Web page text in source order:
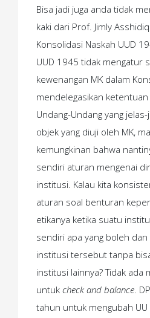
Bisa jadi juga anda tidak
kaki dari Prof. Jimly
Konsolidasi Naskah UUD
UUD 1945 tidak mengatur
kewenangan MK dalam
mendelegasikan
Undang-Undang yang
objek yang diuji oleh MK,
kemungkinan bahwa
sendiri aturan mengenai
institusi. Kalau kita
aturan soal benturan
etikanya ketika suatu
sendiri apa yang boleh
institusi tersebut tanpa
institusi lainnya? Tidak ada
untuk check and balance.
tahun untuk mengubah UU